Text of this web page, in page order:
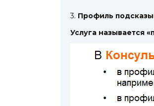
3. Профиль
Услуга называется